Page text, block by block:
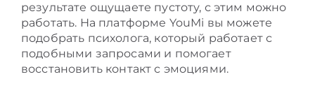
результате ощущаете пустоту, с этим можно
работать. На платформе YouMi вы можете
подобрать психолога, который работает с
подобными запросами и помогает
восстановить контакт с эмоциями.